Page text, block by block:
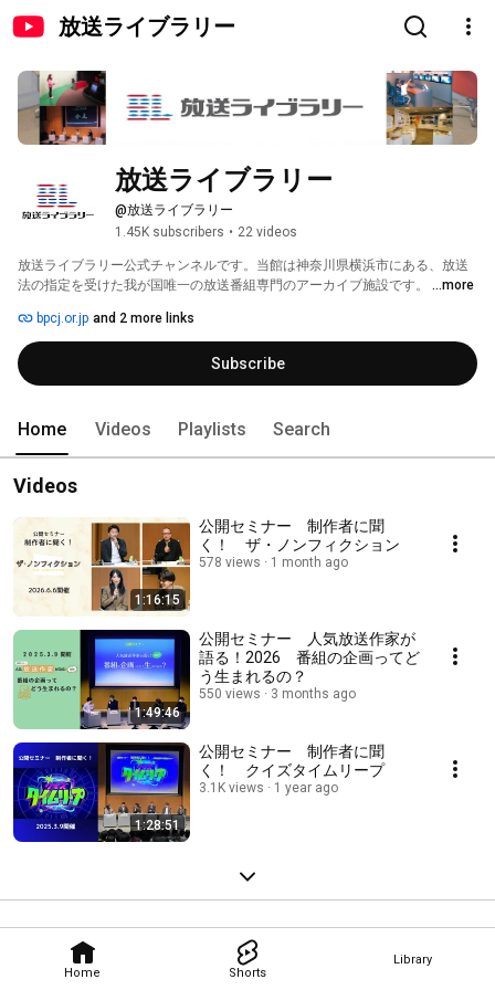
放送ライブラリー
Home Shorts
Library
放送ライブラリー
@放送ライブラリー
1.45K subscribers • 22 videos
放送ライブラリー公式チャンネルです。当館は神奈川県横浜市にある、放送
法の指定を受けた我が国唯一の放送番組専門のアーカイブ施設です。 ...more
bpcj.or.jp and 2 more links
Subscribe
Home Videos Playlists Search
Videos
1:16:15
公開セミナー 制作者に聞
く！ ザ・ノンフィクション
578 views 1 month ago
1:49:46
公開セミナー 人気放送作家が
語る！2026 番組の企画ってど
う生まれるの？
550 views 3 months ago
1:28:51
公開セミナー 制作者に聞
く！ クイズタイムリープ
3.1K views 1 year ago